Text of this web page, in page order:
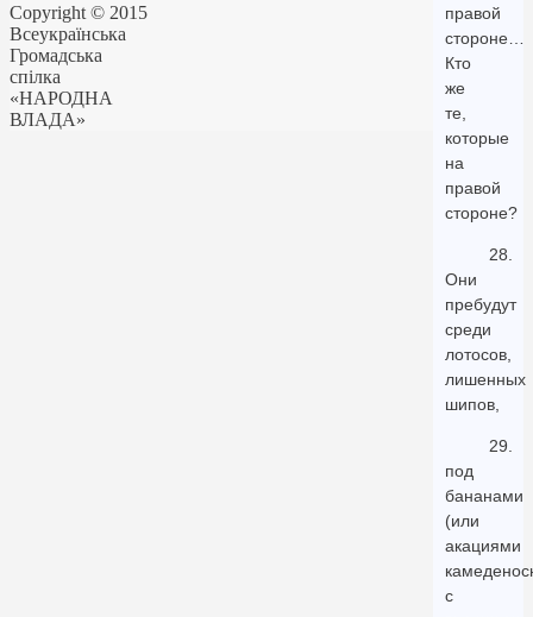
правой
стороне…
Кто
же
те,
которые
на
правой
стороне?
28.
Они
пребудут
среди
лотосов,
лишенных
шипов,
29.
под
бананами
(или
акациями
с
Copyright © 2015
Всеукраїнська
Громадська
спілка
«НАРОДНА
ВЛАДА»